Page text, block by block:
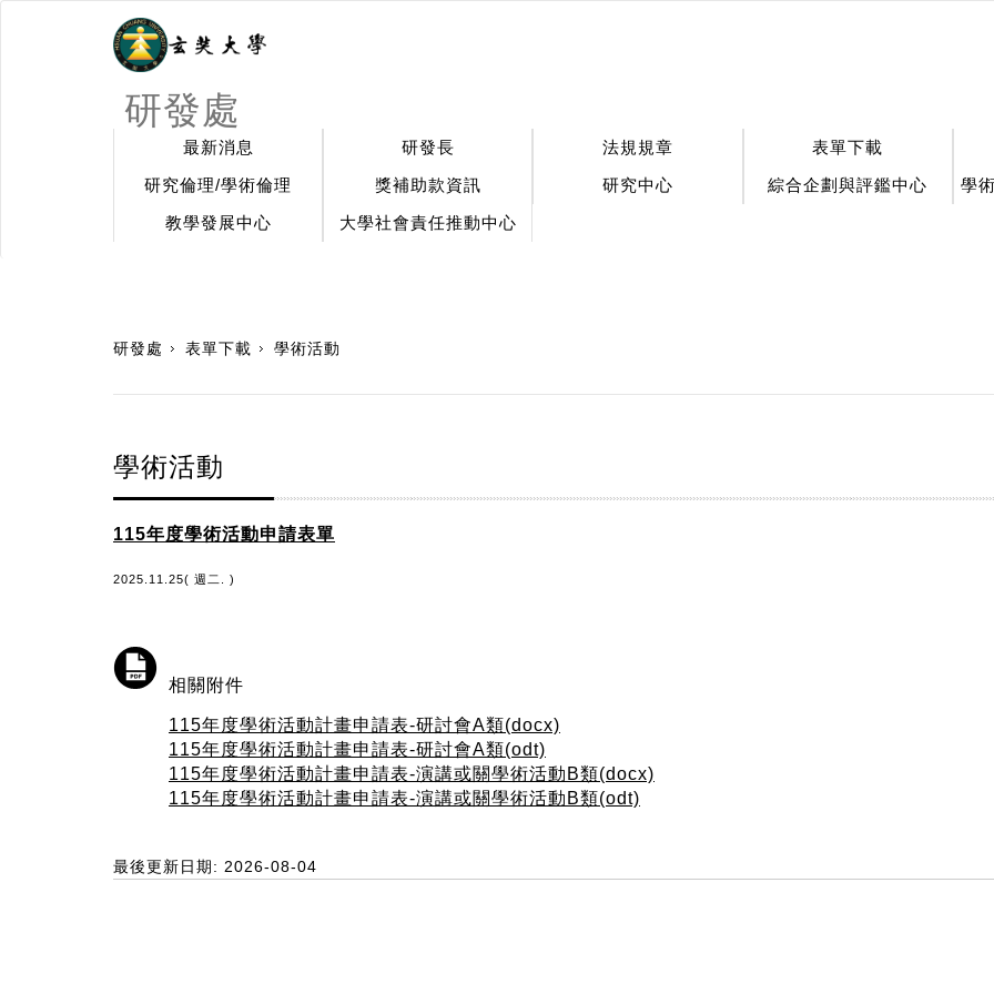
研發處
最新消息 研發長 法規規章
表單下載
研究倫理/學術倫理
獎補助款資訊 研究中心 綜合企劃與評鑑中心
學
教學發展中心
大學社會責任推動中心
研發處 表單下載 學術活動
學術活動
115年度學術活動申請表單
2025.11.25( 週二. )
相關附件
115年度學術活動計畫申請表-研討會A類(docx)
115年度學術活動計畫申請表-研討會A類(odt)
115年度學術活動計畫申請表-演講或關學術活動B類(docx)
115年度學術活動計畫申請表-演講或關學術活動B類(odt)
最後更新日期: 2026-08-04